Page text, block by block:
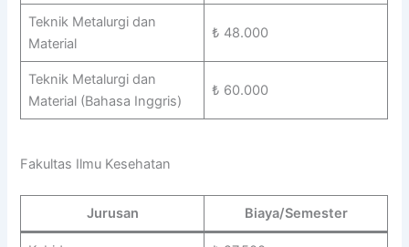
Teknik Metalurgi dan
Material
₺ 48.000
Teknik Metalurgi dan
Material (Bahasa Inggris)
₺ 60.000
Fakultas Ilmu Kesehatan
Jurusan Biaya/Semester